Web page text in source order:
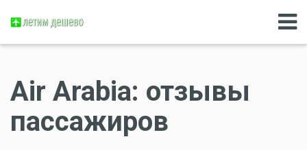
Air Arabia: отзывы
пассажиров